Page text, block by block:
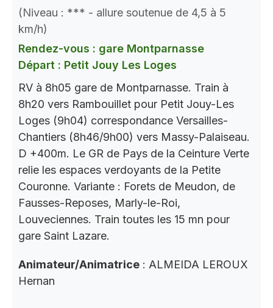
(Niveau : *** - allure soutenue de 4,5 à 5
km/h)
Rendez-vous : gare Montparnasse
Départ : Petit Jouy Les Loges
RV à 8h05 gare de Montparnasse. Train à
8h20 vers Rambouillet pour Petit Jouy-Les
Loges (9h04) correspondance Versailles-
Chantiers (8h46/9h00) vers Massy-Palaiseau.
D +400m. Le GR de Pays de la Ceinture Verte
relie les espaces verdoyants de la Petite
Couronne. Variante : Forets de Meudon, de
Fausses-Reposes, Marly-le-Roi,
Louveciennes. Train toutes les 15 mn pour
gare Saint Lazare.
Animateur/Animatrice : ALMEIDA LEROUX
Hernan